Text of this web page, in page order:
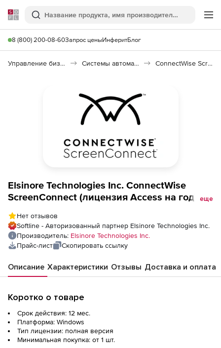
Softline
Поиск
8 (800) 200-08-60Запрос ценыИнферитБлог
Управление бизнесом, CRM/ERP Системы автоматизации ConnectWise ScreenConnect
Elsinore Technologies Inc. ConnectWise
ScreenConnect (лицензия Access на год),
еще
Нет отзывов
Softline - Авторизованный партнер Elsinore Technologies Inc.
Производитель: Elsinore Technologies Inc.
Прайс-лист
Скопировать ссылку
Описание Характеристики Отзывы Доставка и оплата
Коротко о товаре
Срок действия: 12 мес.
Платформа: Windows
Тип лицензии: полная версия
Минимальная покупка: от 1 шт.